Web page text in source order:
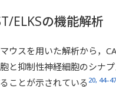
ELKSの機能解析
ウスを用いた解析から，
と抑制性神経細胞のシナ
ことが示されている 20, 44–47